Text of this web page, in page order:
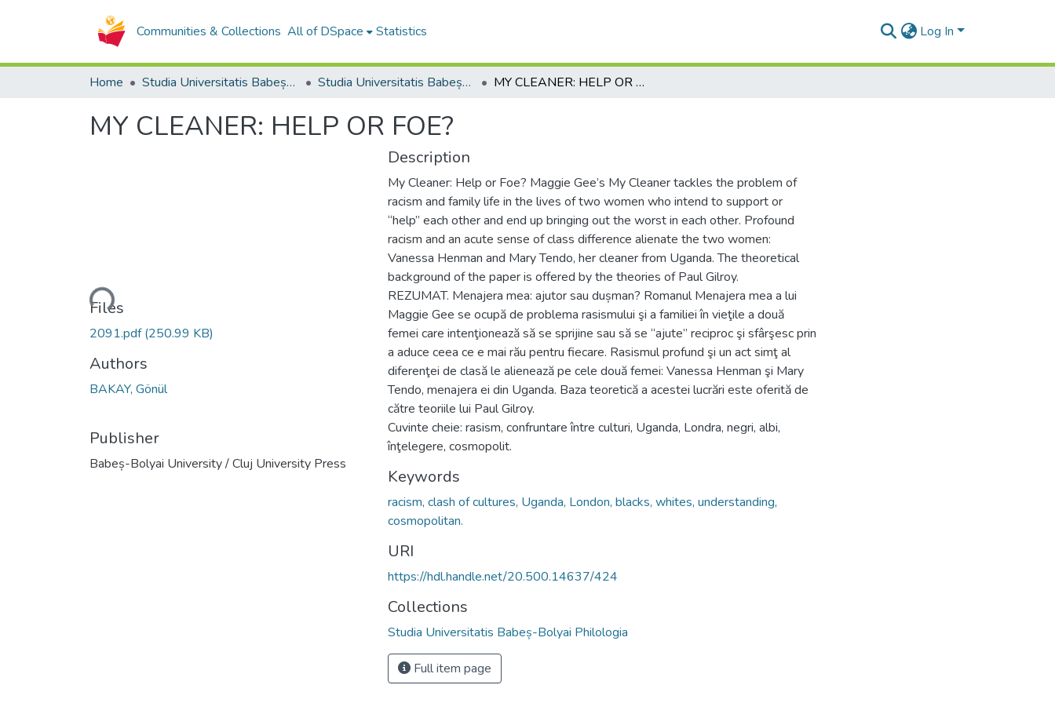
Communities & Collections All of DSpace Statistics Log In
Home Studia Universitatis Babeș-Bolyai Collection Studia Universitatis Babeș-Bolyai Philologia MY CLEANER: HELP OR FOE?
MY CLEANER: HELP OR FOE?
Loading...
Files
2091.pdf(250.99 KB)
Authors
BAKAY, Gönül
Publisher
Babeș-Bolyai University / Cluj University Press
Description
My Cleaner: Help or Foe? Maggie Gee’s My Cleaner tackles the problem of
racism and family life in the lives of two women who intend to support or
“help” each other and end up bringing out the worst in each other. Profound
racism and an acute sense of class difference alienate the two women:
Vanessa Henman and Mary Tendo, her cleaner from Uganda. The theoretical
background of the paper is offered by the theories of Paul Gilroy.
REZUMAT. Menajera mea: ajutor sau dușman? Romanul Menajera mea a lui
Maggie Gee se ocupă de problema rasismului şi a familiei în vieţile a două
femei care intenţionează să se sprijine sau să se “ajute” reciproc şi sfârşesc prin
a aduce ceea ce e mai rău pentru fiecare. Rasismul profund şi un act simţ al
diferenţei de clasă le alienează pe cele două femei: Vanessa Henman şi Mary
Tendo, menajera ei din Uganda. Baza teoretică a acestei lucrări este oferită de
către teoriile lui Paul Gilroy.
Cuvinte cheie: rasism, confruntare între culturi, Uganda, Londra, negri, albi,
înţelegere, cosmopolit.
Keywords
racism, clash of cultures, Uganda, London, blacks, whites, understanding,
cosmopolitan.
URI
https://hdl.handle.net/20.500.14637/424
Collections
Studia Universitatis Babeș-Bolyai Philologia
Full item page